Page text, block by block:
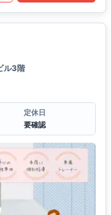
ル3階
定休日
要確認